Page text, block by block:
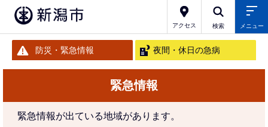
アクセス 検索 メニュー
防災・緊急情報 夜間・休日の急病
緊急情報
緊急情報が出ている地域があります。